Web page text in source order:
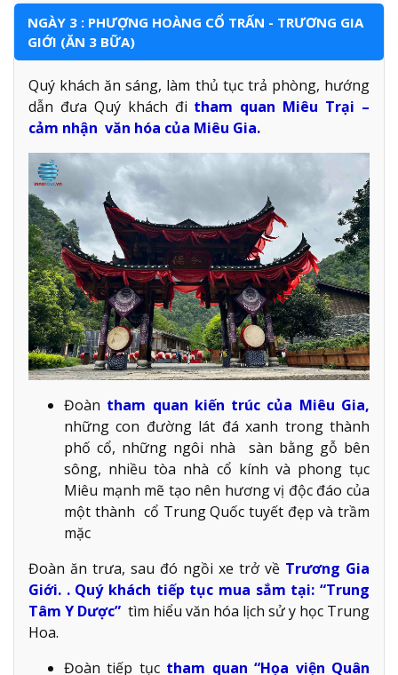
NGÀY 3 : PHƯỢNG HOÀNG CỔ TRẤN - TRƯƠNG GIA
GIỚI (ĂN 3 BỮA)
Quý khách ăn sáng, làm thủ tục trả phòng, hướng
dẫn đưa Quý khách đi tham quan Miêu Trại –
cảm nhận văn hóa của Miêu Gia.
Đoàn tham quan kiến trúc của Miêu Gia,
những con đường lát đá xanh trong thành
phố cổ, những ngôi nhà sàn bằng gỗ bên
sông, nhiều tòa nhà cổ kính và phong tục
Miêu mạnh mẽ tạo nên hương vị độc đáo của
một thành cổ Trung Quốc tuyết đẹp và trầm
mặc
Đoàn ăn trưa, sau đó ngồi xe trở về Trương Gia
Giới. . Quý khách tiếp tục mua sắm tại: “Trung
Tâm Y Dược” tìm hiểu văn hóa lịch sử y học Trung
Hoa.
Đoàn tiếp tục tham quan “Họa viện Quân